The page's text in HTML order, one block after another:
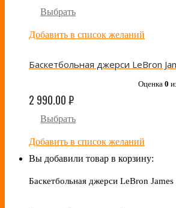
Выбрать
Добавить в список желаний
Оценка 0
2 990.00₽
Выбрать
Добавить в список желаний
Вы добавили товар в корзину:
Баскетбольная джерси LeBron